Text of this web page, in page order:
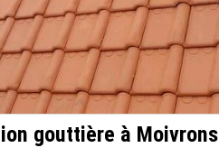
gouttière à Moivrons